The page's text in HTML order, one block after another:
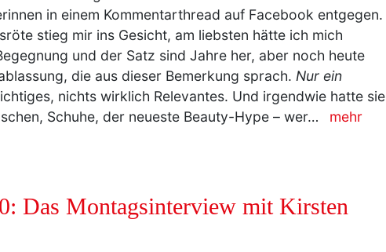
in einem Kommentarthread auf Facebook entgegen.
stieg mir ins Gesicht, am liebsten hätte ich mich
und der Satz sind Jahre her, aber noch heute
die aus dieser Bemerkung sprach. Nur ein
nichts wirklich Relevantes. Und irgendwie hatte sie
Schuhe, der neueste Beauty-Hype – wer…
mehr
Das Montagsinterview mit Kirsten